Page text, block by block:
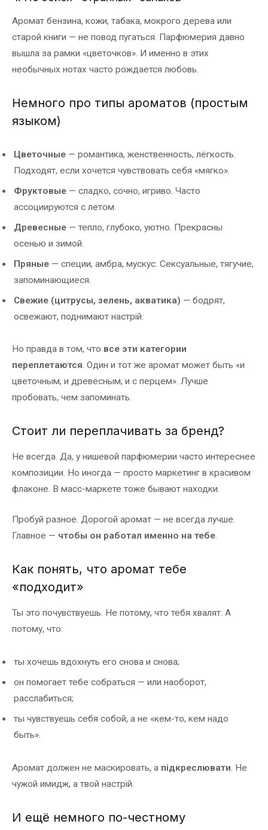
Аромат бензина, кожи, табака, мокрого дерева или
старой книги — не повод пугаться. Парфюмерия давно
вышла за рамки «цветочков». И именно в этих
необычных нотах часто рождается любовь.
Немного про типы ароматов (простым
языком)
Цветочные — романтика, женственность, лёгкость.
Подходят, если хочется чувствовать себя «мягко».
Фруктовые — сладко, сочно, игриво. Часто
ассоциируются с летом.
Древесные — тепло, глубоко, уютно. Прекрасны
осенью и зимой.
Пряные — специи, амбра, мускус. Сексуальные, тягучие,
запоминающиеся.
Свежие (цитрусы, зелень, акватика) — бодрят,
освежают, поднимают настрій.
Но правда в том, что все эти категории
переплетаются. Один и тот же аромат может быть «и
цветочным, и древесным, и с перцем». Лучше
пробовать, чем запоминать.
Стоит ли переплачивать за бренд?
Не всегда. Да, у нишевой парфюмерии часто интереснее
композиции. Но иногда — просто маркетинг в красивом
флаконе. В масс-маркете тоже бывают находки.
Пробуй разное. Дорогой аромат — не всегда лучше.
Главное — чтобы он работал именно на тебе.
Как понять, что аромат тебе
«подходит»
Ты это почувствуешь. Не потому, что тебя хвалят. А
потому, что:
ты хочешь вдохнуть его снова и снова;
он помогает тебе собраться — или наоборот,
расслабиться;
ты чувствуешь себя собой, а не «кем-то, кем надо
быть».
Аромат должен не маскировать, а підкреслювати. Не
чужой имидж, а твой настрій.
И ещё немного по-честному